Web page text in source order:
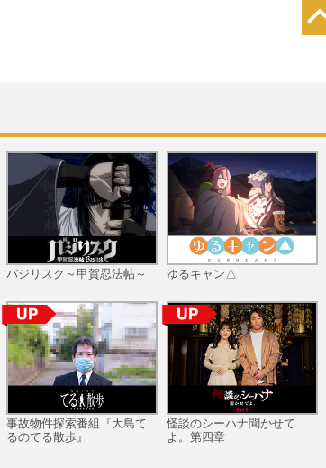
バジリスク～甲賀忍法帖～
事故物件探索番組『大島て
るのてる散歩』
ゆるキャン△
怪談のシーハナ聞かせて
よ。第四章